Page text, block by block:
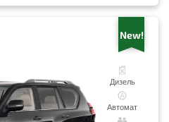
New!
Дизель
Автомат